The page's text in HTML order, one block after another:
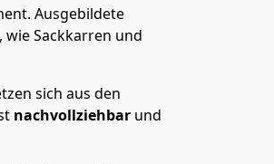
Ausgebildete
Sackkarren und
sich aus den
nachvollziehbar und